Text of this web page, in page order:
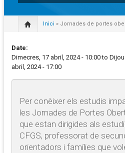
Inici » Jornades de portes obe
Date:
Dimecres, 17 abril, 2024 - 10:00to
abril, 2024 - 17:00
Per conèixer els estudis
les Jornades de Portes
que estan dirigides als
CFGS, professorat de
orientadors i famílies que